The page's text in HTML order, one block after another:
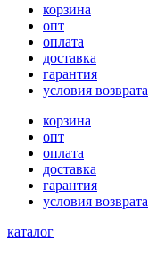
корзина
опт
оплата
доставка
гарантия
условия возврата
корзина
опт
оплата
доставка
гарантия
условия возврата
каталог